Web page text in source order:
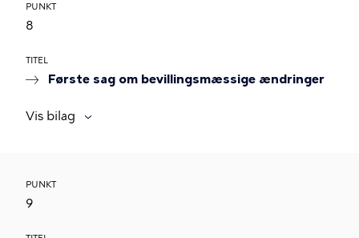
PUNKT
8
TITEL
Første sag om bevillingsmæssige ændringer
Vis bilag
PUNKT
9